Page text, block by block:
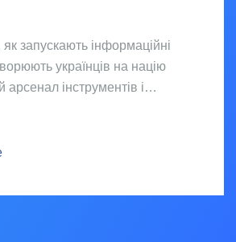
запускають інформаційні
українців на націю
арсенал інструментів і…